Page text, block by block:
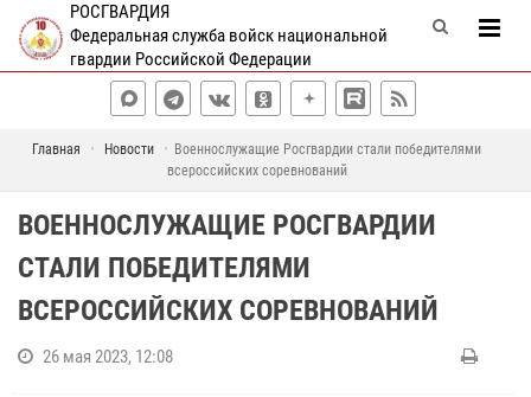
РОСГВАРДИЯ
Федеральная служба войск национальной
гвардии Российской Федерации
Главная Новости
Военнослужащие Росгвардии стали победителями
всероссийских соревнований
ВОЕННОСЛУЖАЩИЕ РОСГВАРДИИ
СТАЛИ ПОБЕДИТЕЛЯМИ
ВСЕРОССИЙСКИХ СОРЕВНОВАНИЙ
26 мая 2023, 12:08